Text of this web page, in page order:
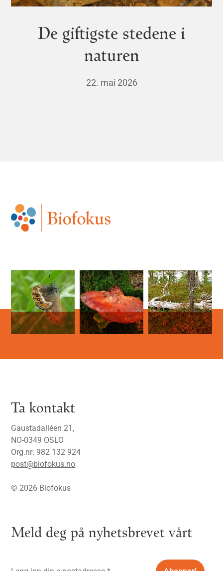
De giftigste stedene i
naturen
22. mai 2026
Ta kontakt
Gaustadalléen 21,
NO-0349 OSLO
Org.nr: 982 132 924
post@biofokus.no
© 2026 Biofokus
Meld deg på nyhetsbrevet vårt